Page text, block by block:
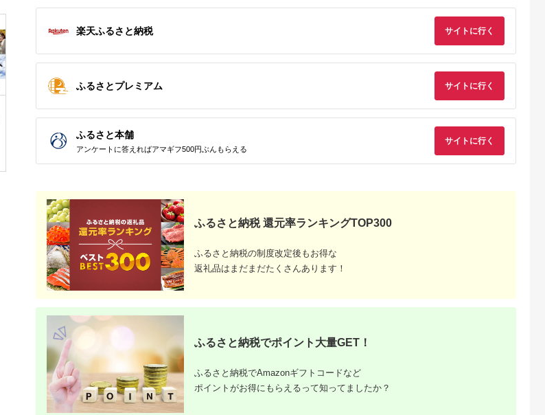
出典：ふるなび
うなぎ横綱 名物 ひつ
/ 鰻 ご飯 チケット 旅
行 お出かけ うなぎ 食
出典：ふるさとチョイ
【御池クリニック】が
んドック PETベーシ
ックコース受診チケッ
ト
FABRIC TOKYO オー
石川 金沢 加賀百万石
四季の宿 こよみ 宿泊
出典：ふるさとチョイ
北軽井沢・八ッ場ダム
周辺ほか町内各所で利
用可能な長野原町ふる
10,000
出典：ふるさとパレ
テジョンデお食事券
(3,000円分)
楽天ふるさと納税 サイトに行く
ふるさとプレミアム サイトに行く
ふるさと本舗
アンケートに答えればアマギフ500円ぶんもらえる
サイトに行く
ふるさと納税 還元率ランキングTOP300
ふるさと納税の制度改定後もお得な
返礼品はまだまだたくさんあります！
ふるさと納税でポイント大量GET！
ふるさと納税でAmazonギフトコードなど
ポイントがお得にもらえるって知ってましたか？